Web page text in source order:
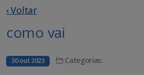
‹ Voltar
como vai
30 out 2023 Categorias: